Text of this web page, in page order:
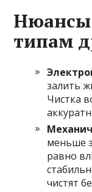
типам
залить
Чистка
меньше
равно
чистят